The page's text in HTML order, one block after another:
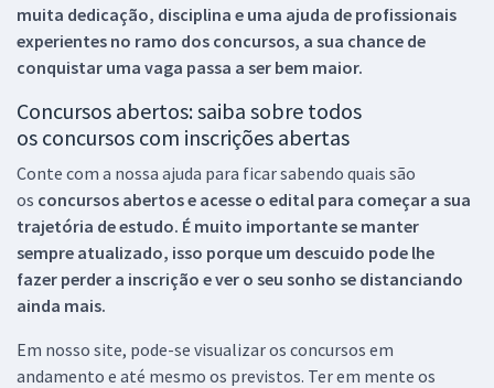
muita dedicação, disciplina e uma ajuda de profissionais
experientes no ramo dos concursos, a sua chance de
conquistar uma vaga passa a ser bem maior.
Concursos abertos: saiba sobre todos
os concursos com inscrições abertas
Conte com a nossa ajuda para ficar sabendo quais são
os concursos abertos e acesse o edital para começar a sua
trajetória de estudo. É muito importante se manter
sempre atualizado, isso porque um descuido pode lhe
fazer perder a inscrição e ver o seu sonho se distanciando
ainda mais.
Em nosso site, pode-se visualizar os concursos em
andamento e até mesmo os previstos. Ter em mente os